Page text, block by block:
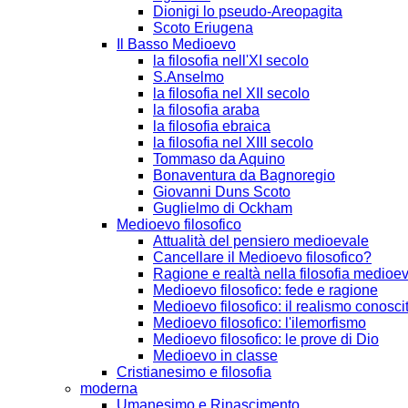
Dionigi lo pseudo-Areopagita
Scoto Eriugena
Il Basso Medioevo
la filosofia nell'XI secolo
S.Anselmo
la filosofia nel XII secolo
la filosofia araba
la filosofia ebraica
la filosofia nel XIII secolo
Tommaso da Aquino
Bonaventura da Bagnoregio
Giovanni Duns Scoto
Guglielmo di Ockham
Medioevo filosofico
Attualità del pensiero medioevale
Cancellare il Medioevo filosofico?
Ragione e realtà nella filosofia
Medioevo filosofico: fede e ragione
Medioevo filosofico: il realismo
Medioevo filosofico: l'ilemorfismo
Medioevo filosofico: le prove di Dio
Medioevo in classe
Cristianesimo e filosofia
moderna
Umanesimo e Rinascimento